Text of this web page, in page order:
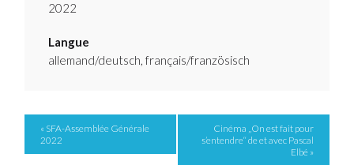
2022
Langue
allemand/deutsch, français/französisch
Event
Navigation
« SFA-Assemblée Générale
2022
Cinéma „On est fait pour
s’entendre“ de et avec Pascal
Elbé »